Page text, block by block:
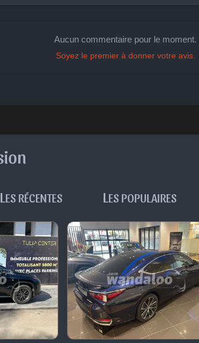
😄
Réjoui
🙂
Content
😐
Indifférent
😮
Surpris
Aucun commentaire pour le moment.
Soyez le premier à donner votre avis.
L ES RÉCENTES L ES POPULAIRES